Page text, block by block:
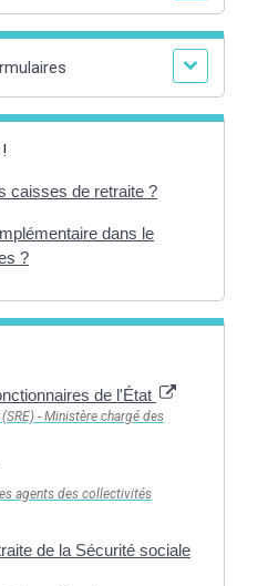
caisses de retraite ?
dans le
?
de l'État
- Ministère chargé des
agents des collectivités
de la Sécurité sociale